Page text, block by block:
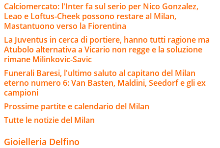
Calciomercato: l'Inter fa sul serio per Nico Gonzalez,
Leao e Loftus-Cheek possono restare al Milan,
Mastantuono verso la Fiorentina
La Juventus in cerca di portiere, hanno tutti ragione ma
Atubolo alternativa a Vicario non regge e la soluzione
rimane Milinkovic-Savic
Funerali Baresi, l'ultimo saluto al capitano del Milan
eterno numero 6: Van Basten, Maldini, Seedorf e gli ex
campioni
Prossime partite e calendario del Milan
Tutte le notizie del Milan
Gioielleria Delfino